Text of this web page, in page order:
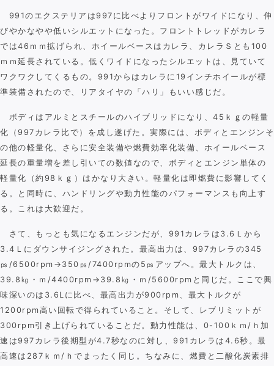
991のエクステリアは997に比べよりフロントがワイドになり、伸
びやかなやや低いシルエットになった。フロントトレッドがカレラ
では46ｍｍ拡げられ、ホイールベースはカレラ、カレラＳとも100
ｍｍ延長されている。低くワイドになったシルエットは、見ていて
ワクワクしてくるもの。991からはカレラに19インチホイールが標
準装備されたので、リアタイヤの「ハリ」もいい感じだ。
ボディはアルミとスチールのハイブリッドになり、45ｋｇの軽量
化（997カレラ比で）を成し遂げた。実際には、ボディとエンジンそ
の他の軽量化、さらに安全装備や燃費効率化装備、ホイールベース
延長の重量増を差し引いての数値なので、ボディとエンジン単体の
軽量化（約98ｋｇ）はかなり大きい。軽量化は即燃費に影響してく
る。と同時に、ハンドリングや動力性能のパフォーマンスも向上す
る。これは大歓迎だ。
さて、もっとも気になるエンジンだが、991カレラは3.6Ｌから
3.4Ｌにダウンサイジングされた。最高出力は、997カレラの345
㎰/6500rpm→350㎰/7400rpmの5㎰アップへ。最大トルクは、
39.8㎏・ｍ/4400rpm→39.8㎏・ｍ/5600rpmと同じだ。ここで興
味深いのは3.6Lに比べ、最高出力が900rpm、最大トルクが
1200rpm高い回転で得られていること。そして、レブリミットが
300rpm引き上げられていることだ。動力性能は、0-100ｋｍ/ｈ加
速は997カレラ後期型が4.7秒なのに対し、991カレラは4.6秒。最
高速は287ｋｍ/ｈでまったく同じ。ちなみに、燃費と二酸化炭素排